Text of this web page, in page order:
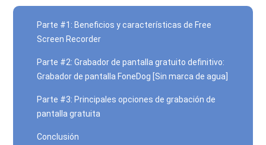
Parte #1: Beneficios y características de Free
Screen Recorder
Parte #2: Grabador de pantalla gratuito definitivo:
Grabador de pantalla FoneDog [Sin marca de agua]
Parte #3: Principales opciones de grabación de
pantalla gratuita
Conclusión